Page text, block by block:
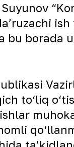
borada
to‘liq